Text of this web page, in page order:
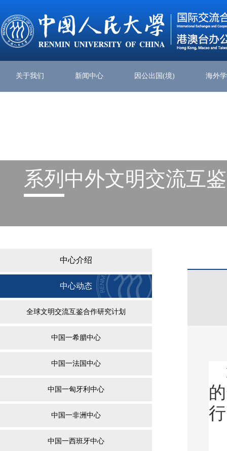
关于我们 新闻中心 因公出国(境) 海外
系列 中外文明交流互
中心介绍
中心动态
全球文明交流互鉴合作研究计划
中国一希腊中心
中国一法国中心
中国一匈牙利中心
中国一非洲中心
中国一西班牙中心